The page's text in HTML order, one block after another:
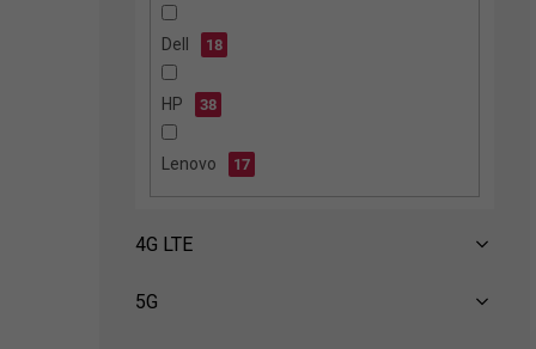
Dell 18
HP 38
Lenovo 17
4G LTE
5G